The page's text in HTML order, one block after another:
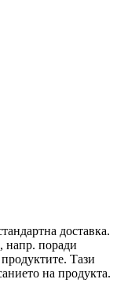
доставка.
напр. поради
Тази
на продукта.